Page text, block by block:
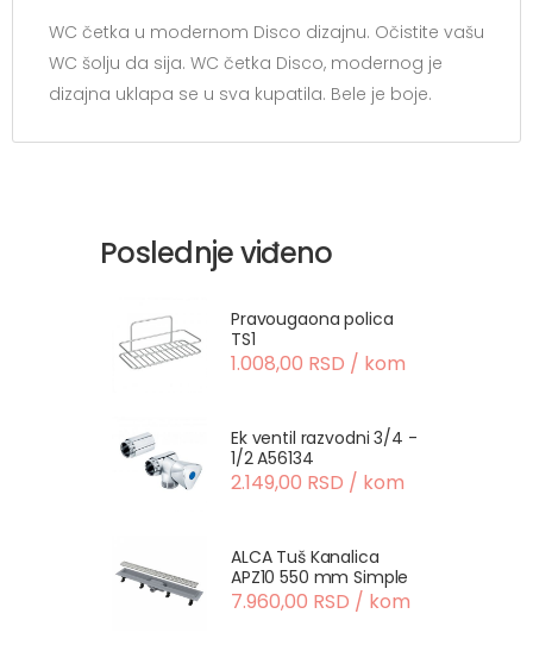
WC četka u modernom Disco dizajnu. Očistite vašu
WC šolju da sija. WC četka Disco, modernog je
dizajna uklapa se u sva kupatila. Bele je boje.
Poslednje viđeno
Pravougaona polica
TS1
1.008,00 RSD / kom
Ek ventil razvodni 3/4 -
1/2 A56134
2.149,00 RSD / kom
ALCA Tuš Kanalica
APZ10 550 mm Simple
7.960,00 RSD / kom